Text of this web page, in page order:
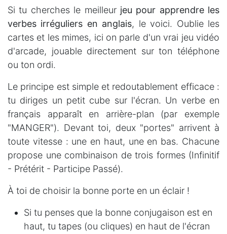
Si tu cherches le meilleur jeu pour apprendre les
verbes irréguliers en anglais, le voici. Oublie les
cartes et les mimes, ici on parle d'un vrai jeu vidéo
d'arcade, jouable directement sur ton téléphone
ou ton ordi.
Le principe est simple et redoutablement efficace :
tu diriges un petit cube sur l'écran. Un verbe en
français apparaît en arrière-plan (par exemple
"MANGER"). Devant toi, deux "portes" arrivent à
toute vitesse : une en haut, une en bas. Chacune
propose une combinaison de trois formes (Infinitif
- Prétérit - Participe Passé).
À toi de choisir la bonne porte en un éclair !
Si tu penses que la bonne conjugaison est en
haut, tu tapes (ou cliques) en haut de l'écran